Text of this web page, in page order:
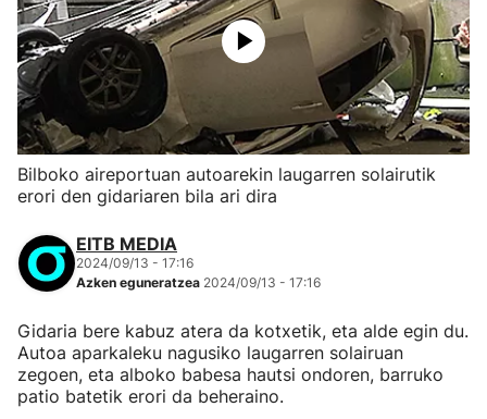
Bilboko aireportuan autoarekin laugarren solairutik
erori den gidariaren bila ari dira
EITB MEDIA
2024/09/13 - 17:16
Azken eguneratzea 2024/09/13 - 17:16
Gidaria bere kabuz atera da kotxetik, eta alde egin du.
Autoa aparkaleku nagusiko laugarren solairuan
zegoen, eta alboko babesa hautsi ondoren, barruko
patio batetik erori da beheraino.